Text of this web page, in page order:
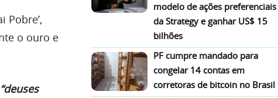
Pobre’,
o ouro e
“deuses
modelo de ações preferenciais
da Strategy e ganhar US$ 15
bilhões
PF cumpre mandado para
congelar 14 contas em
corretoras de bitcoin no Brasil